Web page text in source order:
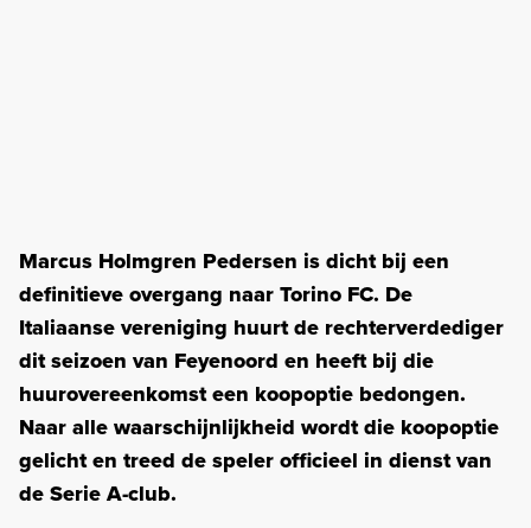
Marcus Holmgren Pedersen is dicht bij een
definitieve overgang naar Torino FC. De
Italiaanse vereniging huurt de rechterverdediger
dit seizoen van Feyenoord en heeft bij die
huurovereenkomst een koopoptie bedongen.
Naar alle waarschijnlijkheid wordt die koopoptie
gelicht en treed de speler officieel in dienst van
de Serie A-club.